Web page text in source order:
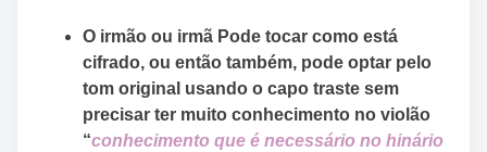
O irmão ou irmã Pode tocar como está
cifrado, ou então também, pode optar pelo
tom original usando o capo traste sem
precisar ter muito conhecimento no violão
“conhecimento que é necessário no hinário